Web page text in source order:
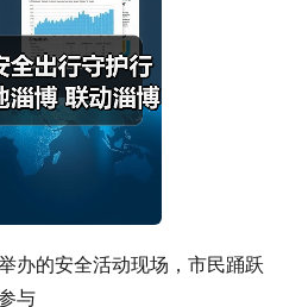
办的安全活动现场，市民踊跃
与